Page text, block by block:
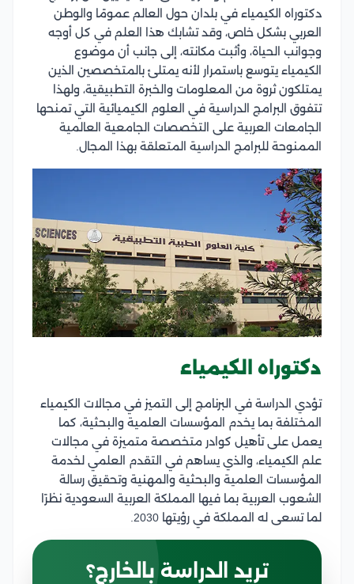
دكتوراه الكيمياء في بلدان حول العالم عمومًا والوطن
العربي بشكل خاص، وقد تشابك هذا العلم في كل أوجه
وجوانب الحياة، وأثبت مكانته، إلى جانب أن موضوع
الكيمياء يتوسع باستمرار لأنه يمتلئ بالمتخصصين الذين
يمتلكون ثروة من المعلومات والخبرة التطبيقية، ولهذا
تتفوق البرامج الدراسية في العلوم الكيميائية التي تمنحها
الجامعات العربية على التخصصات الجامعية العالمية
الممنوحة للبرامج الدراسية المتعلقة بهذا المجال.
دكتوراه الكيمياء
تؤدي الدراسة في البرنامج إلى التميز في مجالات الكيمياء
المختلفة بما يخدم المؤسسات العلمية والبحثية، كما
يعمل على تأهيل كوادر متخصصة متميزة في مجالات
علم الكيمياء، والذي يساهم في التقدم العلمي لخدمة
المؤسسات العلمية والبحثية والمهنية وتحقيق رسالة
الشعوب العربية بما فيها المملكة العربية السعودية نظرًا
لما تسعى له المملكة في رؤيتها 2030.
تريد الدراسة بالخارج؟